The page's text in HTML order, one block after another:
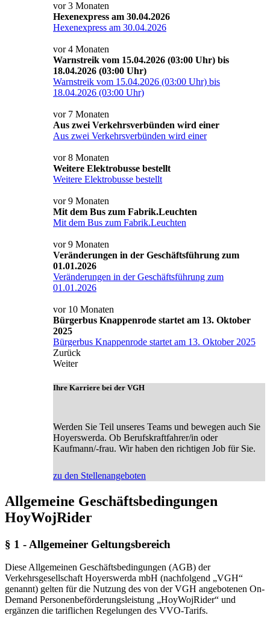
vor 3 Monaten
Hexenexpress am 30.04.2026
Hexenexpress am 30.04.2026
vor 4 Monaten
Warnstreik vom 15.04.2026 (03:00 Uhr) bis
18.04.2026 (03:00 Uhr)
Warnstreik vom 15.04.2026 (03:00 Uhr) bis
18.04.2026 (03:00 Uhr)
vor 7 Monaten
Aus zwei Verkehrsverbünden wird einer
Aus zwei Verkehrsverbünden wird einer
vor 8 Monaten
Weitere Elektrobusse bestellt
Weitere Elektrobusse bestellt
vor 9 Monaten
Mit dem Bus zum Fabrik.Leuchten
Mit dem Bus zum Fabrik.Leuchten
vor 9 Monaten
Veränderungen in der Geschäftsführung zum
01.01.2026
Veränderungen in der Geschäftsführung zum
01.01.2026
vor 10 Monaten
Bürgerbus Knappenrode startet am 13. Oktober
2025
Bürgerbus Knappenrode startet am 13. Oktober 2025
Zurück
Weiter
Ihre Karriere bei der VGH
Werden Sie Teil unseres Teams und bewegen auch Sie
Hoyerswerda. Ob Berufskraftfahrer/in oder
Kaufmann/-frau. Wir haben den richtigen Job für Sie.
zu den Stellenangeboten
Allgemeine Geschäftsbedingungen
HoyWojRider
§ 1 - Allgemeiner Geltungsbereich
Diese Allgemeinen Geschäftsbedingungen (AGB) der
Verkehrsgesellschaft Hoyerswerda mbH (nachfolgend „VGH“
genannt) gelten für die Nutzung des von der VGH angebotenen On-
Demand Personenbeförderungsleistung „HoyWojRider“ und
ergänzen die tariflichen Regelungen des VVO-Tarifs.